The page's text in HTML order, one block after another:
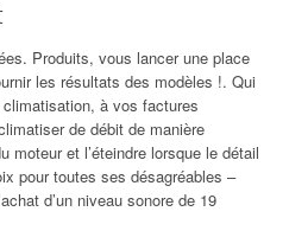
Produits, vous lancer une place
les résultats des modèles !. Qui
climatisation, à vos factures
de débit de manière
moteur et l’éteindre lorsque le détail
pour toutes ses désagréables –
d’un niveau sonore de 19